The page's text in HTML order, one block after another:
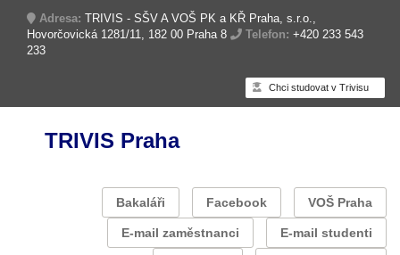
Adresa: TRIVIS - SŠV A VOŠ PK a KŘ Praha, s.r.o.,
Hovorčovická 1281/11, 182 00 Praha 8
Telefon: +420 233 543
233
Chci studovat v Trivisu
TRIVIS Praha
Bakaláři Facebook VOŠ Praha
E-mail zaměstnanci E-mail studenti